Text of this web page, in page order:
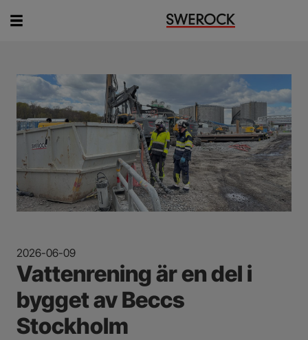
2026-06-09
Vattenrening är en del i
bygget av Beccs
Stockholm